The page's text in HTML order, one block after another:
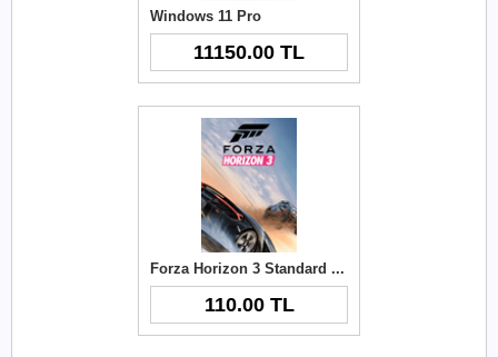
Windows 11 Pro
11150.00 TL
Forza Horizon 3 Standard Edition Windows 10 Cd Key
110.00 TL